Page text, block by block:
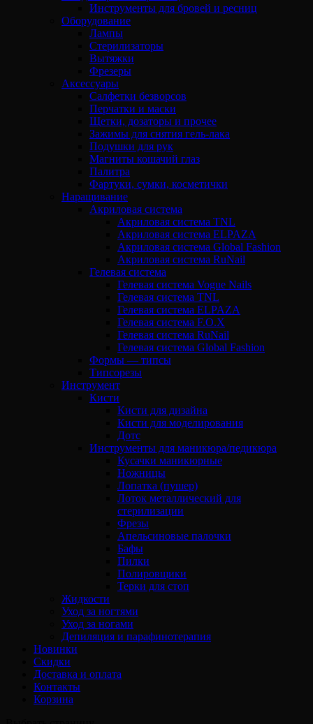
Инструменты для бровей и ресниц
Оборудование
Лампы
Стерилизаторы
Вытяжки
Фрезеры
Аксессуары
Салфетки безворсов
Перчатки и маски
Щетки, дозаторы и прочее
Зажимы для снятия гель-лака
Подушки для рук
Магниты кошачий глаз
Палитра
Фартуки, сумки, косметички
Наращивание
Акриловая система
Акриловая система TNL
Акриловая система ELPAZA
Акриловая система Global Fashion
Акриловая система RuNail
Гелевая система
Гелевая система Vogue Nails
Гелевая система TNL
Гелевая система ELPAZA
Гелевая система F.O.X
Гелевая система RuNail
Гелевая система Global Fashion
Формы — типсы
Типсорезы
Инструмент
Кисти
Кисти для дизайна
Кисти для моделирования
Дотс
Инструменты для маникюра/педикюра
Кусачки маникюрные
Ножницы
Лопатка (пушер)
Лоток металлический для
стерилизации
Фрезы
Апельсиновые палочки
Бафы
Пилки
Полировщики
Терки для стоп
Жидкости
Уход за ногтями
Уход за ногами
Депиляция и парафинотерапия
Новинки
Скидки
Доставка и оплата
Контакты
Корзина